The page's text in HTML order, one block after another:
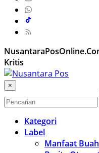
Kritis
×
Kategori
Label
Manfaat Buah